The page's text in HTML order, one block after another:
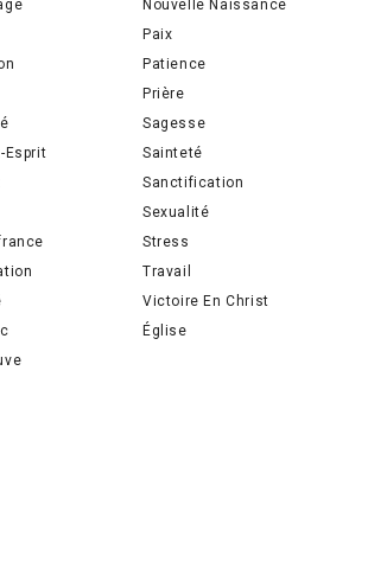
Nouvelle Naissance
Paix
Patience
Prière
Sagesse
Esprit
Sainteté
Sanctification
Sexualité
Stress
Travail
Victoire En Christ
Église